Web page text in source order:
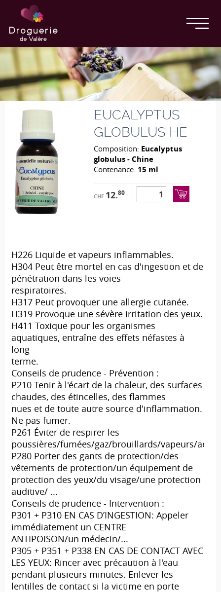
EUCALYPTUS
GLOBULUS HE
Composition: Eucalyptus
globulus - Chine
Contenance: 15 ml
CHF 12.80
H226 Liquide et vapeurs inflammables.
H304 Peut être mortel en cas d'ingestion et de
pénétration dans les voies
respiratoires.
H317 Peut provoquer une allergie cutanée.
H319 Provoque une sévère irritation des yeux.
H411 Toxique pour les organismes
aquatiques, entraîne des effets néfastes à
long
terme.
Conseils de prudence - Prévention :
P210 Tenir à l'écart de la chaleur, des surfaces
chaudes, des étincelles, des flammes
nues et de toute autre source d'inflammation.
Ne pas fumer.
P261 Éviter de respirer les
poussières/fumées/gaz/brouillards/vapeurs/
P280 Porter des gants de protection/des
vêtements de protection/un équipement de
protection des yeux/du visage/une protection
auditive/ ...
Conseils de prudence - Intervention :
P301 + P310 EN CAS D’INGESTION: Appeler
immédiatement un CENTRE
ANTIPOISON/un médecin/...
P305 + P351 + P338 EN CAS DE CONTACT AVEC
LES YEUX: Rincer avec précaution à l'eau
pendant plusieurs minutes. Enlever les
lentilles de contact si la victime en porte